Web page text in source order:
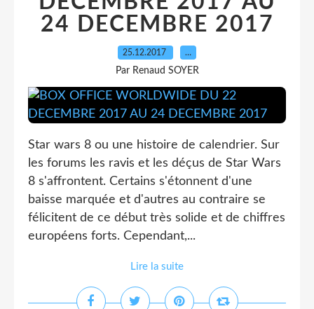
24 DECEMBRE 2017
25.12.2017 …
Par Renaud SOYER
Star wars 8 ou une histoire de calendrier. Sur
les forums les ravis et les déçus de Star Wars
8 s'affrontent. Certains s'étonnent d'une
baisse marquée et d'autres au contraire se
félicitent de ce début très solide et de chiffres
européens forts. Cependant,...
Lire la suite